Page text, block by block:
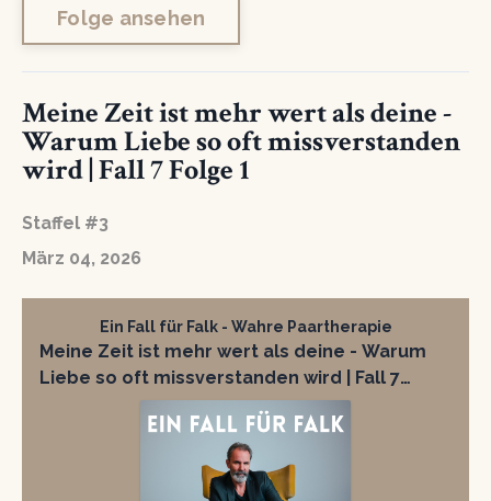
Folge ansehen
Meine Zeit ist mehr wert als deine -
Warum Liebe so oft missverstanden
wird | Fall 7 Folge 1
Staffel #3
März 04, 2026